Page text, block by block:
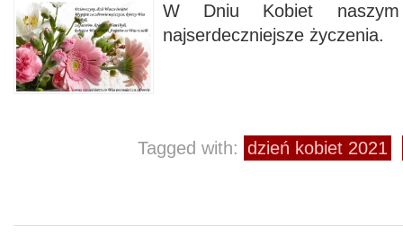
W Dniu Kobiet naszym
najserdeczniejsze życzenia.
Tagged with: dzień kobiet 2021